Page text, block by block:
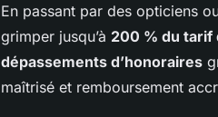
En passant par des opticiens
grimper jusqu’à 200 % du tarif
dépassements d’honoraires
maîtrisé et remboursement